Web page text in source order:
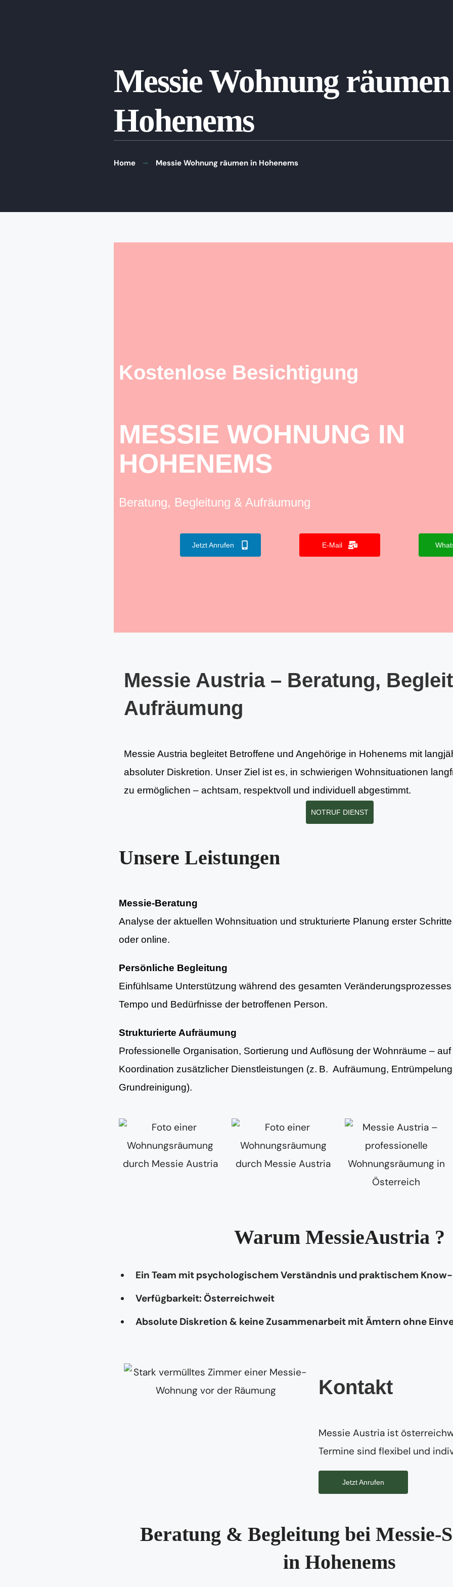
Messie Wohnung
Hohenems
Home Messie Wohnung räumen in Hohenems
Kostenlose Besichtigung
MESSIE WOHNUNG IN
HOHENEMS
Beratung, Begleitung & Aufräumung
Jetzt Anrufen E-Mail
Messie Austria – Beratung,
Aufräumung
Messie Austria begleitet Betroffene und Angehörige in Hohenems mit
absoluter Diskretion. Unser Ziel ist es, in schwierigen Wohnsituationen
zu ermöglichen – achtsam, respektvoll und individuell abgestimmt.
NOTRUF DIENST
Unsere Leistungen
Messie-Beratung
Analyse der aktuellen Wohnsituation und strukturierte Planung erster
oder online.
Persönliche Begleitung
Einfühlsame Unterstützung während des gesamten
Tempo und Bedürfnisse der betroffenen Person.
Strukturierte Aufräumung
Professionelle Organisation, Sortierung und Auflösung der Wohnräume –
Koordination zusätzlicher Dienstleistungen (z. B. Aufräumung,
Grundreinigung).
Warum MessieAustria ?
Ein Team mit psychologischem Verständnis und praktischem
Verfügbarkeit: Österreichweit
Absolute Diskretion & keine Zusammenarbeit mit Ämtern ohne
Kontakt
Messie Austria ist
Termine sind flexibel und
Jetzt Anrufen
Beratung & Begleitung bei Messie-
in Hohenems